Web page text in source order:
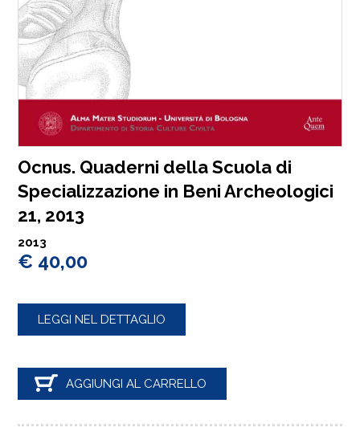
Ocnus. Quaderni della Scuola di
Specializzazione in Beni Archeologici
21, 2013
2013
€ 40,00
LEGGI NEL DETTAGLIO
AGGIUNGI AL CARRELLO